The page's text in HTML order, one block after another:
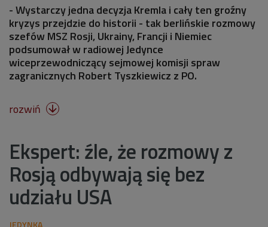
- Wystarczy jedna decyzja Kremla i cały ten groźny
kryzys przejdzie do historii - tak berlińskie rozmowy
szefów MSZ Rosji, Ukrainy, Francji i Niemiec
podsumował w radiowej Jedynce
wiceprzewodniczący sejmowej komisji spraw
zagranicznych Robert Tyszkiewicz z PO.
rozwiń 
Ekspert: źle, że rozmowy z
Rosją odbywają się bez
udziału USA